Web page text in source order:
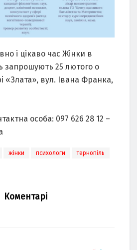
і цікаво час Жінки в
запрошують 25 лютого о
«Злата», вул. Івана Франка,
особа: 097 626 28 12 –
жінки психологи тернопіль
Коментарі